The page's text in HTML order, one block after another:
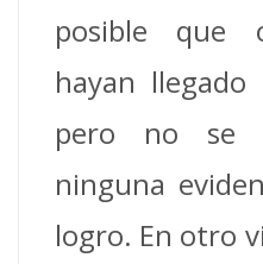
posible que
hayan
pero no se
ninguna
logro. En otro